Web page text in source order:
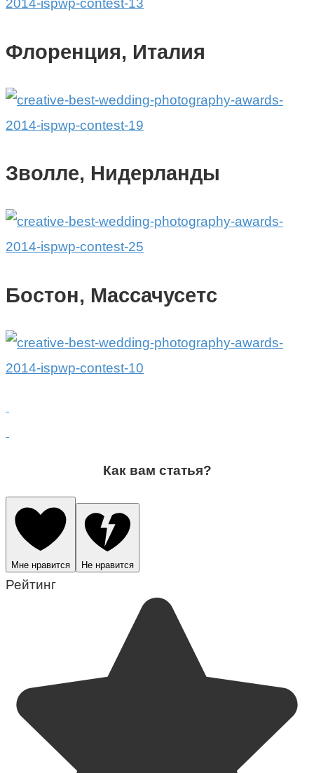
Флоренция, Италия
Зволле, Нидерланды
Бостон, Массачусетс
Как вам статья?
Мне нравится Не нравится
Рейтинг